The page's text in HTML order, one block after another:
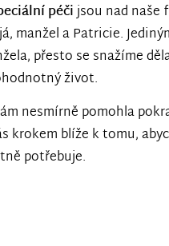
péčijsou nad naše
manžel a Patricie.
přesto se snažíme
život.
nesmírně pomohla
krokem blíže k tomu,
potřebuje.